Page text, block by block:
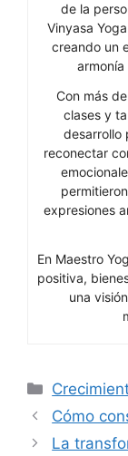
de la
Vinyasa
creando un
Con más
clases y
desarrollo
reconectar
expresiones
En Maestro
positiva,
una
Cómo
La